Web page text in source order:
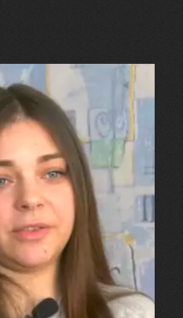
11 операцій, та
фантомного
маленька донька
і змушує йти